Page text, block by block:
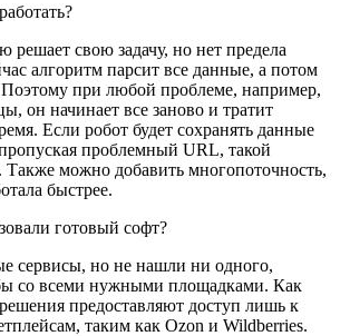
решает свою задачу, но нет предела
алгоритм парсит все данные, а потом
Поэтому при любой проблеме, например,
он начинает все заново и тратит
Если робот будет сохранять данные
проблемный URL, такой
Также можно добавить многопоточность,
быстрее.
готовый софт?
сервисы, но не нашли ни одного,
со всеми нужными площадками. Как
предоставляют доступ лишь к
таким как Ozon и Wildberries.